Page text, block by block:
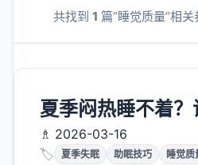
共找到 1 篇“睡觉质量”相
夏季闷热睡不着
♗ 2026-03-16
🏷️
夏季失眠 助眠技巧 睡觉质